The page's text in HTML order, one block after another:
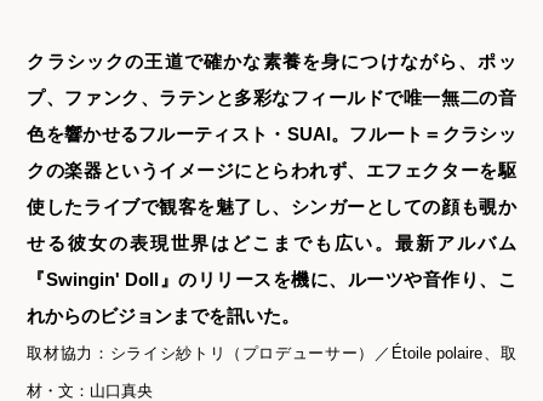
クラシックの王道で確かな素養を身につけながら、ポッ
プ、ファンク、ラテンと多彩なフィールドで唯一無二の音
色を響かせるフルーティスト・SUAI。フルート＝クラシッ
クの楽器というイメージにとらわれず、エフェクターを駆
使したライブで観客を魅了し、シンガーとしての顔も覗か
せる彼女の表現世界はどこまでも広い。最新アルバム
『Swingin' Doll』のリリースを機に、ルーツや音作り、こ
れからのビジョンまでを訊いた。
取材協力：シライシ紗トリ（プロデューサー）／Étoile polaire、取
材・文：山口真央